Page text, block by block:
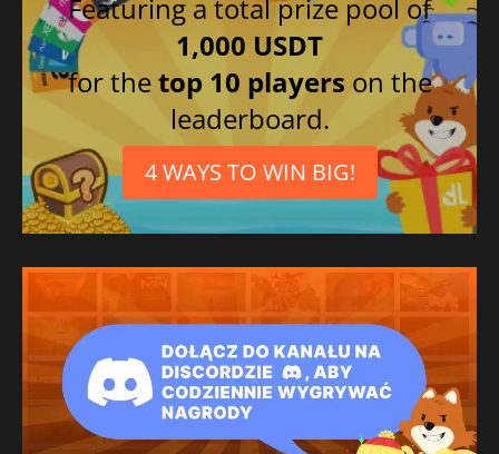
Featuring a total prize pool of
1,000 USDT
for thetop 10 players on the
leaderboard.
4 WAYS TO WIN BIG!